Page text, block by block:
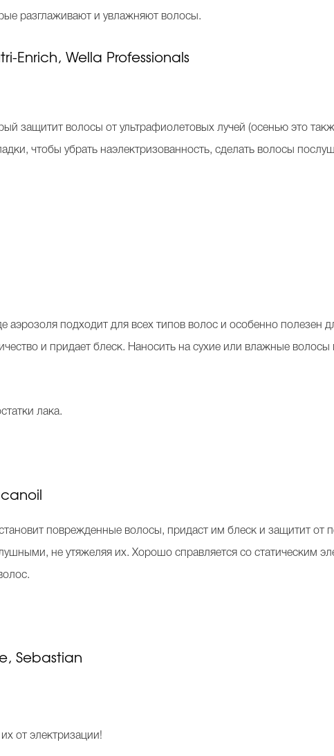
разглаживают и увлажняют волосы.
Enrich, Wella Professionals
защитит волосы от ультрафиолетовых лучей (осенью это
чтобы убрать наэлектризованность, сделать волосы
аэрозоля подходит для всех типов волос и особенно полезен
и придает блеск. Наносить на сухие или влажные волосы
лака.
поврежденные волосы, придаст им блеск и защитит от
не утяжеляя их. Хорошо справляется со статическим
Sebastian
от электризации!